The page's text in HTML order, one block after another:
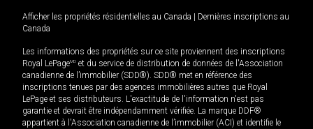
Afficher les propriétés résidentielles au Canada
Dernières inscriptions au
Canada
Les informations des propriétés sur ce site proviennent des inscriptions
Royal LePageMD et du service de distribution de données de l'Association
canadienne de l’immobilier (SDD®). SDD® met en référence des
inscriptions tenues par des agences immobilières autres que Royal
LePage et ses distributeurs. L'exactitude de l'information n'est pas
garantie et devrait être indépendamment vérifiée. La marque DDF®
appartient à l'Association canadienne de l’immobilier (ACI) et identifie le